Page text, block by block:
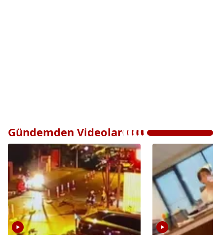
Gündemden Videolar